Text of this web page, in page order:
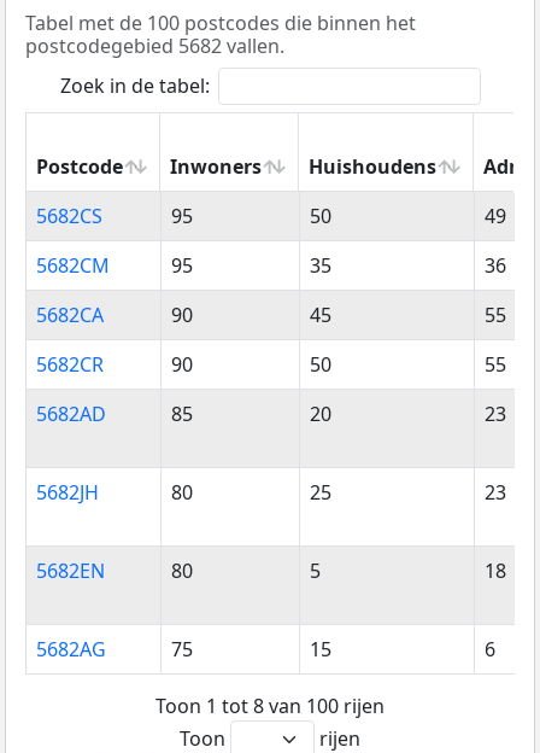
Tabel met de 100 postcodes die binnen het
postcodegebied 5682 vallen.
Zoek in de tabel:
Postcode Inwoners Huishoudens
Postcode
Inwoners Huishoudens
5682CS 95 50
49
5682CM
95 35
36
5682CA
90 45
55
5682CR
90 50
55
5682AD
85 20 23
5682JH 80 25 23
5682EN 80 5 18
5682AG 75 15 6
Toon 1 tot 8 van 100 rijen
Toon
rijen